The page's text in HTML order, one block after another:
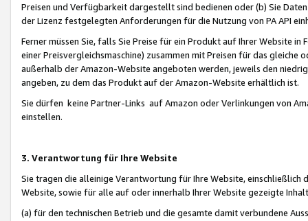
Preisen und Verfügbarkeit dargestellt sind bedienen oder (b) Sie
der Lizenz festgelegten Anforderungen für die Nutzung von PA API
Ferner müssen Sie, falls Sie Preise für ein Produkt auf Ihrer Website
einer Preisvergleichsmaschine) zusammen mit Preisen für das
außerhalb der Amazon-Website angeboten werden, jeweils den
angeben, zu dem das Produkt auf der Amazon-Website erhältlich ist.
Sie dürfen keine Partner-Links auf Amazon oder Verlinkungen von
einstellen.
3. Verantwortung für Ihre Website
Sie tragen die alleinige Verantwortung für Ihre Website,
Website, sowie für alle auf oder innerhalb Ihrer Website gezeigte
(a) für den technischen Betrieb und die gesamte damit verbundene